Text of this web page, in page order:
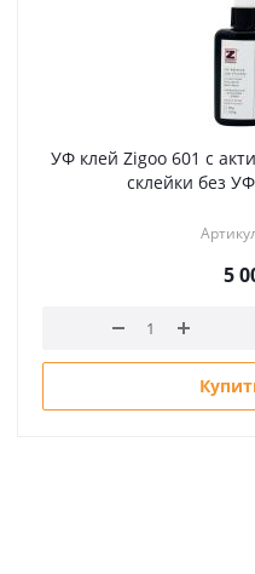
УФ клей Zigoo 601 с
склейки без
5